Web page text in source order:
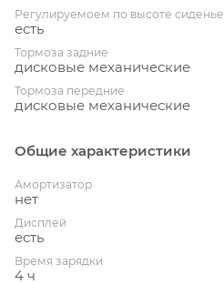
Регулируемоем по высоте сиденье
есть
Тормоза задние
дисковые механические
Тормоза передние
дисковые механические
Общие характеристики
Амортизатор
нет
Дисплей
есть
Время зарядки
4 ч